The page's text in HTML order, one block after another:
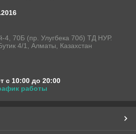
4, 70Б (пр. Улугбека 70б) ТД НУР.
4/1, Алматы, Казахстан
с 10:00 до 20:00
работы